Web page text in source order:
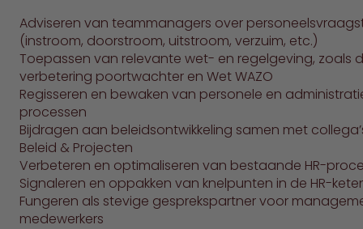
Adviseren van teammanagers over
(instroom, doorstroom, uitstroom, verzuim, etc.)
Toepassen van relevante wet- en regelgeving, zoals
verbetering poortwachter en Wet WAZO
Regisseren en bewaken van personele en
processen
Bijdragen aan beleidsontwikkeling samen met
Beleid & Projecten
Verbeteren en optimaliseren van bestaande HR-
Signaleren en oppakken van knelpunten in de HR-
Fungeren als stevige gesprekspartner voor
medewerkers